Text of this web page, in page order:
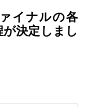
イナルの各
決定しまし